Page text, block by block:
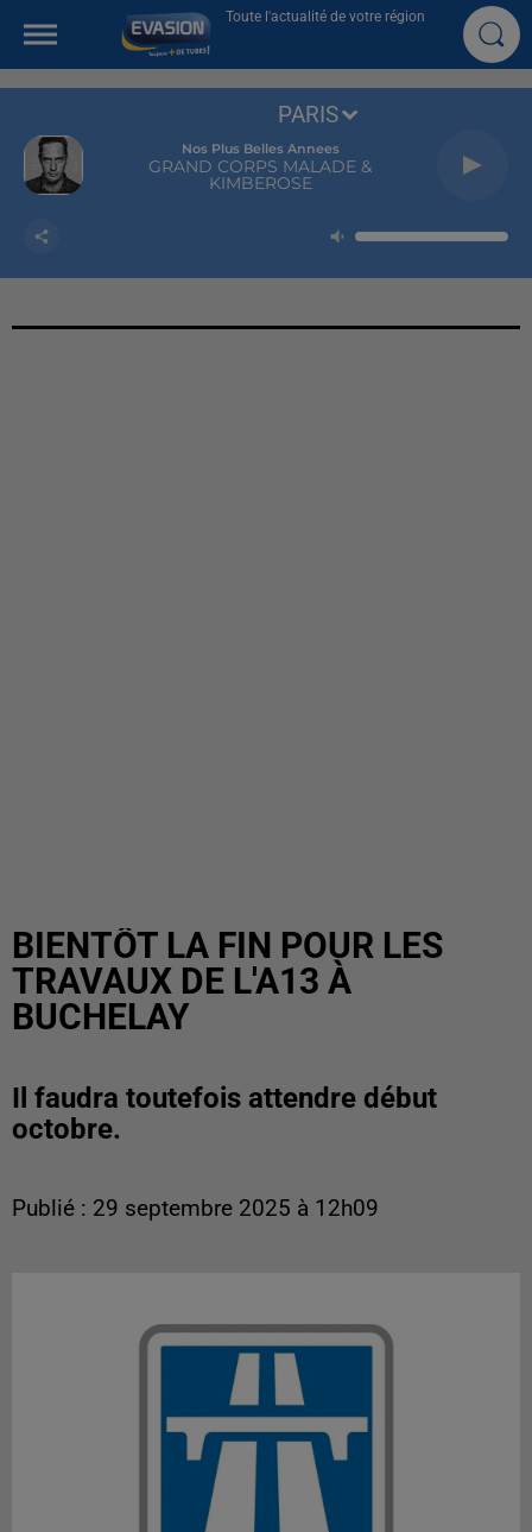
Toute l'actualité de votre région
Nos Plus Belles Annees
GRAND CORPS MALADE &
KIMBEROSE
PARIS
BIENTÔT LA FIN POUR LES
TRAVAUX DE L'A13 À
BUCHELAY
Il faudra toutefois attendre début
octobre.
Publié : 29 septembre 2025 à 12h09